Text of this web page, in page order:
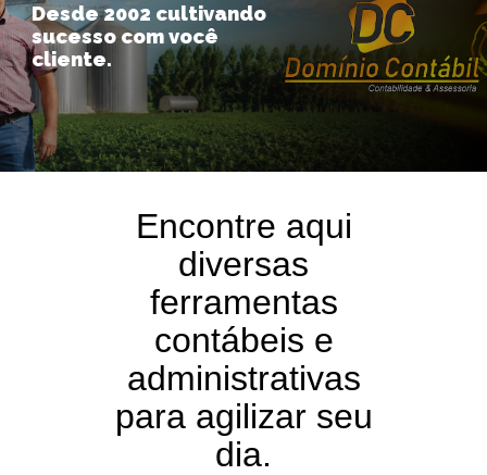
Desde 2002 cultivando
sucesso com você
cliente.
Encontre aqui
diversas
ferramentas
contábeis e
administrativas
para agilizar seu
dia.